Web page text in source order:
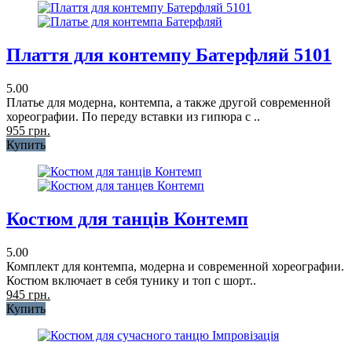
Плаття для контемпу Батерфляй 5101
5.00
Платье для модерна, контемпа, а также другой современной
хореографии. По переду вставки из гипюра с ..
955 грн.
Купить
Костюм для танців Контемп
5.00
Комплект для контемпа, модерна и современной хореографии.
Костюм включает в себя тунику и топ с шорт..
945 грн.
Купить